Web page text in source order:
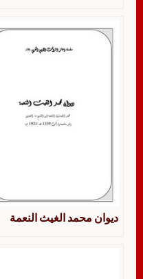
ديوان محمد الغيث النعمة